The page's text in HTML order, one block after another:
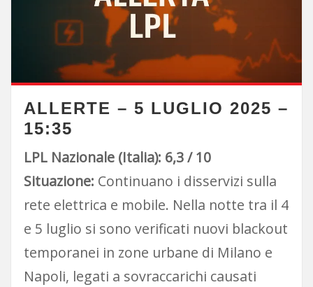
ALLERTE – 5 LUGLIO 2025 –
15:35
LPL Nazionale (Italia): 6,3 / 10
Situazione: Continuano i disservizi sulla
rete elettrica e mobile. Nella notte tra il 4
e 5 luglio si sono verificati nuovi blackout
temporanei in zone urbane di Milano e
Napoli, legati a sovraccarichi causati